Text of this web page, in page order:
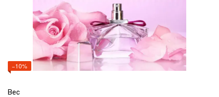
−10%
Вес